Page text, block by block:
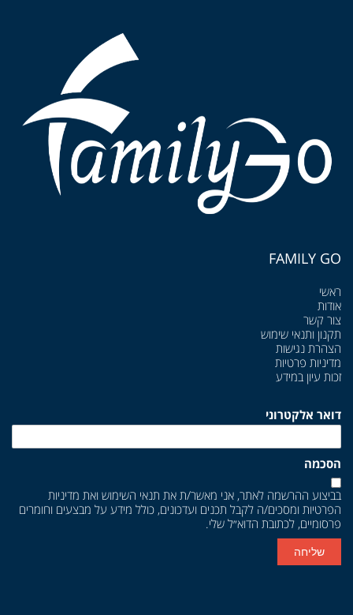
FAMILY GO
ראשי
אודות
צור קשר
תקנון ותנאי שימוש
הצהרת נגישות
מדיניות פרטיות
זכות עיון במידע
דואר אלקטרוני
הסכמה
בביצוע ההרשמה לאתר, אני מאשר/ת את תנאי השימוש ואת מדיניות
הפרטיות ומסכים/ה לקבל תכנים ועדכונים, כולל מידע על מבצעים וחומרים
פרסומיים, לכתובת הדוא״ל שלי.
שליחה